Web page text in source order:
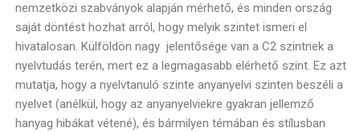
nemzetközi szabványok alapján mérhető, és minden ország
saját döntést hozhat arról, hogy melyik szintet ismeri el
hivatalosan. Külföldön nagy jelentősége van a C2 szintnek a
nyelvtudás terén, mert ez a legmagasabb elérhető szint. Ez azt
mutatja, hogy a nyelvtanuló szinte anyanyelvi szinten beszéli a
nyelvet (anélkül, hogy az anyanyelviekre gyakran jellemző
hanyag hibákat vétené), és bármilyen témában és stílusban